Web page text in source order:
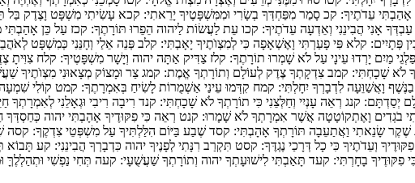
עֵדֹתֶיךָ: קכ סָמַר מִפַּחְדְּךָ בְשָׂרִי וּמִמִּשְׁפָּטֶיךָ יָרֵאתִי: קכא עָשִׂיתִי מִשְׁפָּט וָצֶדֶק בַּל
עַבְדְּךָ אָנִי הֲבִינֵנִי וְאֵדְעָה עֵדֹתֶיךָ: קכו עֵת לַעֲשׂוֹת לַיהוה הֵפֵרוּ תּוֹרָתֶךָ: קכז עַל כֵּן אָהַבְתִּי
פְּתָיִים: קלא פִּי פָעַרְתִּי וָאֶשְׁאָפָה כִּי לְמִצְוֺתֶיךָ יָאָבְתִּי: קלב פְּנֵה אֵלַי וְחָנֵּנִי כְּמִשְׁפָּט
פַּלְגֵי מַיִם יָרְדוּ עֵינָי עַל לֹא שָׁמְרוּ תוֹרָתֶךָ: קלז צַדִּיק אַתָּה יהוה וְיָשָׁר מִשְׁפָּטֶיךָ: קלח צִוִּיתָ
לֹא שָׁכָחְתִּי: קמב צִדְקָתְךָ צֶדֶק לְעוֹלָם וְתוֹרָתְךָ אֱמֶת: קמג צַר וּמָצוֹק מְצָאוּנִי מִצְוֺתֶיךָ
וָאֲשַׁוֵּעָה לִדְבָרְךָ יִחָלְתִּי: קמח קִדְּמוּ עֵינַי אַשְׁמֻרוֹת לָשִׂיחַ בְּאִמְרָתֶךָ: קמט קוֹלִי
יְסַדְתָּם: קנג רְאֵה עָנְיִי וְחַלְּצֵנִי כִּי תוֹרָתְךָ לֹא שָׁכָחְתִּי: קנד רִיבָה רִיבִי וּגְאָלֵנִי לְאִמְרָתְךָ
בֹגְדִים וָאֶתְקוֹטָטָה אֲשֶׁר אִמְרָתְךָ לֹא שָׁמָרוּ: קנט רְאֵה כִּי פִקּוּדֶיךָ אָהָבְתִּי יהוה כְּחַסְדְּךָ
שֶׁקֶר שָׂנֵאתִי וַאֲתַעֵבָה תּוֹרָתְךָ אָהָבְתִּי: קסד שֶׁבַע בַּיּוֹם הִלַּלְתִּיךָ עַל מִשְׁפְּטֵי צִדְקֶךָ: קסה
וְעֵדֹתֶיךָ כִּי כָל דְּרָכַי נֶגְדֶּךָ: קסט תִּקְרַב רִנָּתִי לְפָנֶיךָ יהוה כִּדְבָרְךָ הֲבִינֵנִי: קע תָּבוֹא
פִקּוּדֶיךָ בָחָרְתִּי: קעד תָּאַבְתִּי לִישׁוּעָתְךָ יהוה וְתוֹרָתְךָ שַׁעֲשֻׁעָי: קעה תְּחִי נַפְשִׁי וּתְהַלְלֶךָּ